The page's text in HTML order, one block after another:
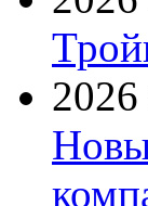
2026